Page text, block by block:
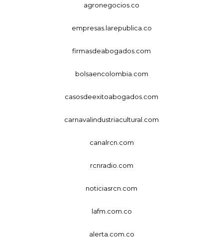
agronegocios.co
empresas.larepublica.co
firmasdeabogados.com
bolsaencolombia.com
casosdeexitoabogados.com
carnavalindustriacultural.com
canalrcn.com
rcnradio.com
noticiasrcn.com
lafm.com.co
alerta.com.co